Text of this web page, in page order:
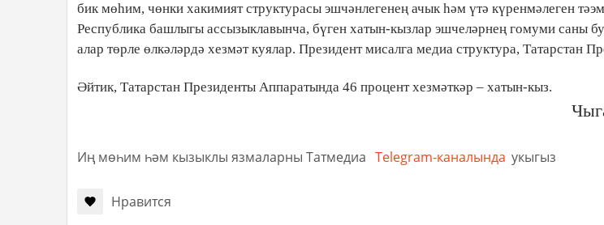
бик мөһим, чөнки хакимият структурасы эшчәнлегенең ачык һәм үтә күренмәлеген
Республика башлыгы ассызыклавынча, бүген хатын-кызлар эшчеләрнең гомуми саны
алар төрле өлкәләрдә хезмәт куялар. Президент мисалга медиа структура, Татарстан
Әйтик, Татарстан Президенты Аппаратында 46 процент хезмәткәр – хатын-кыз.
Иң мөһим һәм кызыклы язмаларны Татмедиа Telegram-каналында укыгыз
Нравится